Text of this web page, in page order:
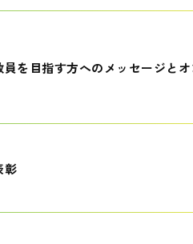
を目指す方へのメッセージと
彰